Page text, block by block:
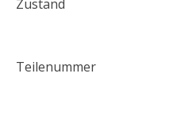
Zustand
Teilenummer